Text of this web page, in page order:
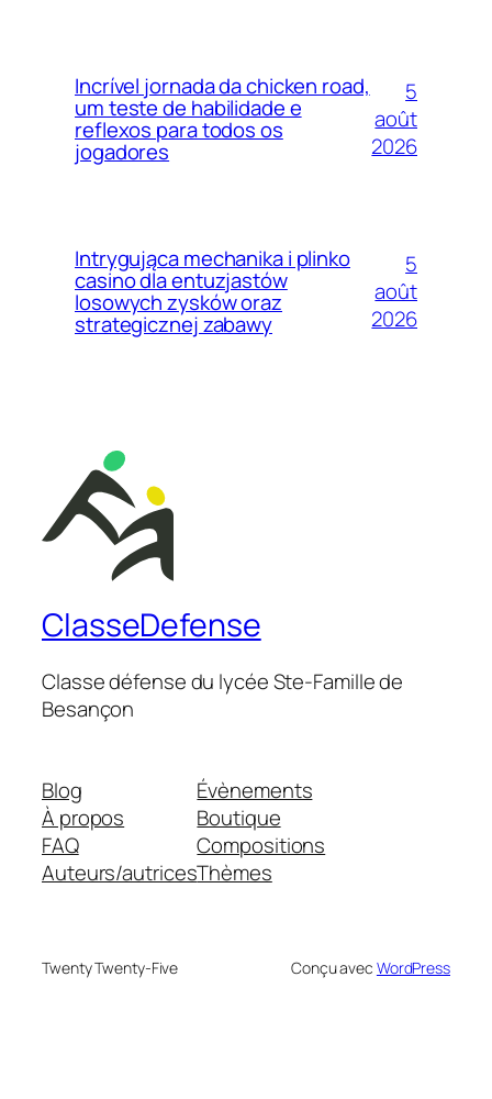
Incrível jornada da chicken road,
um teste de habilidade e
reflexos para todos os
jogadores
5
août
2026
Intrygująca mechanika i plinko
casino dla entuzjastów
losowych zysków oraz
strategicznej zabawy
5
août
2026
ClasseDefense
Classe défense du lycée Ste-Famille de
Besançon
Blog
À propos
FAQ
Auteurs/autrices
Évènements
Boutique
Compositions
Thèmes
Twenty Twenty-Five Conçu avec WordPress